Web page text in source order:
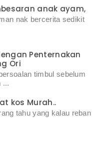
anak ayam,
nak bercerita sedikit
Penternakan
Ori
timbul sebelum
...
kos Murah..
tahu yang kalau reban